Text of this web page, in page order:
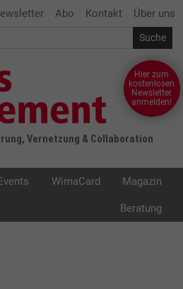
Abo Kontakt Über uns
Vernetzung & Collaboration
Hier zum
kostenlosen
Newsletter
anmelden!
WimaCard Magazin
Beratung